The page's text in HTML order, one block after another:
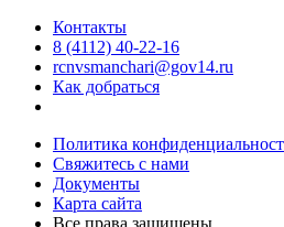
Контакты
8 (4112) 40-22-16
rcnvsmanchari@gov14.ru
Как добраться
Политика
Свяжитесь с нами
Документы
Карта сайта
Все права защищены